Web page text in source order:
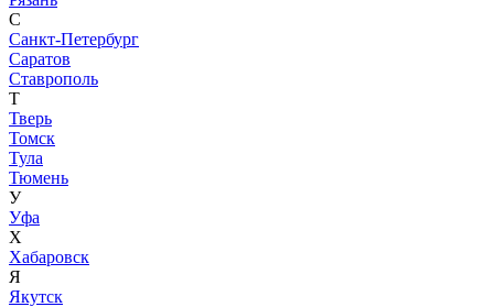
С
Санкт-Петербург
Саратов
Ставрополь
Т
Тверь
Томск
Тула
Тюмень
У
Уфа
Х
Хабаровск
Я
Якутск